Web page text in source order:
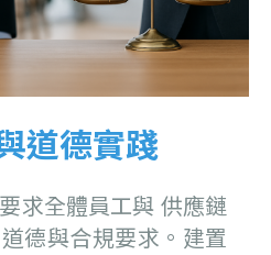
道德實踐
求全體員工與 供應鏈
德與合規要求。建置